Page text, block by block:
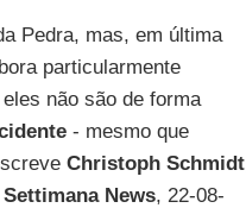
Pedra, mas, em última
particularmente
não são de forma
- mesmo que
Christoph Schmidt
Settimana News, 22-08-